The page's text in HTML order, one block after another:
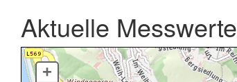
Aktuelle Messwerte
+